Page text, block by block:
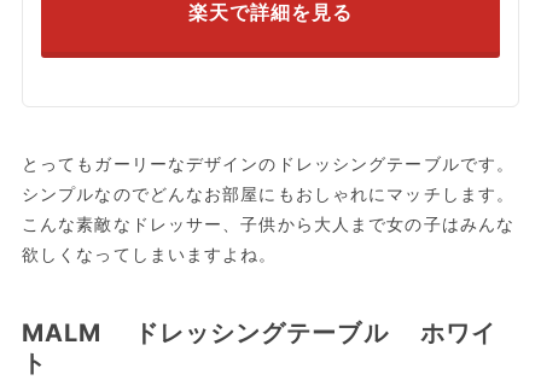
楽天で詳細を見る
とってもガーリーなデザインのドレッシングテーブルです。
シンプルなのでどんなお部屋にもおしゃれにマッチします。
こんな素敵なドレッサー、子供から大人まで女の子はみんな
欲しくなってしまいますよね。
MALM ドレッシングテーブル ホワイ
ト